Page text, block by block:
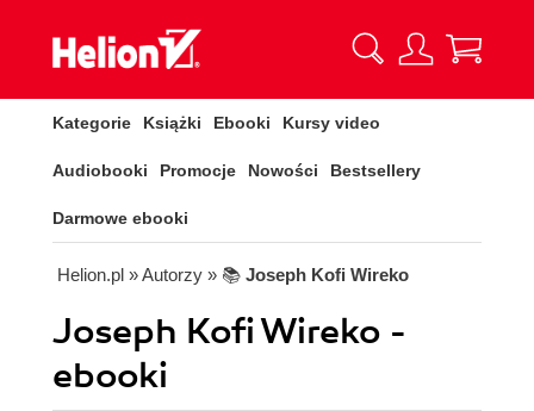
Kategorie Książki Ebooki Kursy video
Audiobooki Promocje Nowości Bestsellery
Darmowe ebooki
Helion.pl » Autorzy » 📚 Joseph Kofi Wireko
Joseph Kofi Wireko -
ebooki